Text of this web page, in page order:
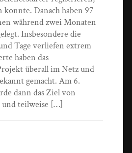
konnte. Danach haben 97
während zwei Monaten
Insbesondere die
Tage verliefen extrem
haben das
überall im Netz und
gemacht. Am 6.
dann das Ziel von
teilweise […]